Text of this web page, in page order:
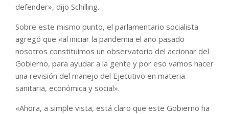
defender», dijo Schilling.
Sobre este mismo punto, el parlamentario socialista
agregó que «al iniciar la pandemia el año pasado
nosotros constituimos un observatorio del accionar del
Gobierno, para ayudar a la gente y por eso vamos hacer
una revisión del manejo del Ejecutivo en materia
sanitaria, económica y social».
«Ahora, a simple vista, está claro que este Gobierno ha